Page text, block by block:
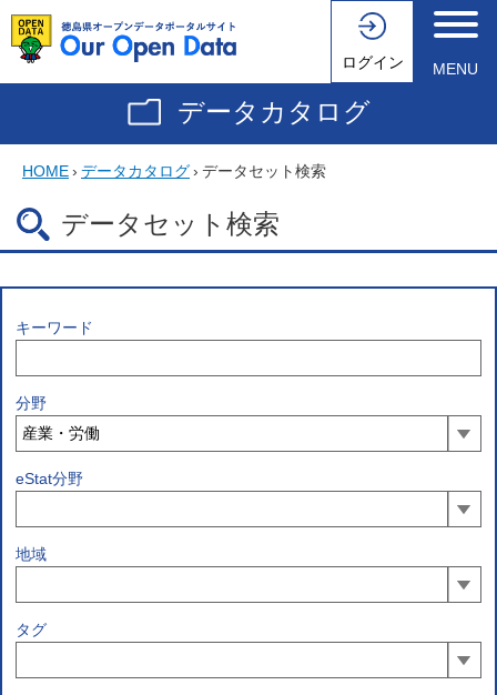
ログイン MENU
データカタログ
HOME› データカタログ› データセット検索
データセット検索
キーワード
分野
eStat分野
地域
タグ